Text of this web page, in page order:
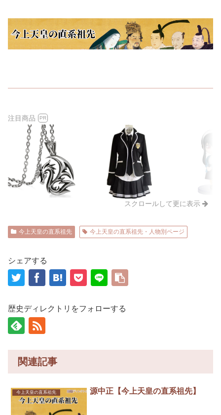
注目商品 PR
スクロールして更に表示
今上天皇の直系祖先 今上天皇の直系祖先・人物別ページ
シェアする
歴史ディレクトリをフォローする
関連記事
今上天皇の直系祖先 源中正【今上天皇の直系祖先】